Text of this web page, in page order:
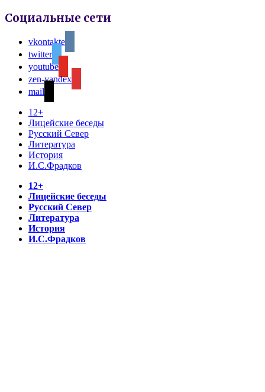
Социальные сети
vkontakte
twitter
youtube
zen-yandex
mail
12+
Лицейские беседы
Русский Север
Литература
История
И.С.Фрадков
12+
Лицейские беседы
Русский Север
Литература
История
И.С.Фрадков